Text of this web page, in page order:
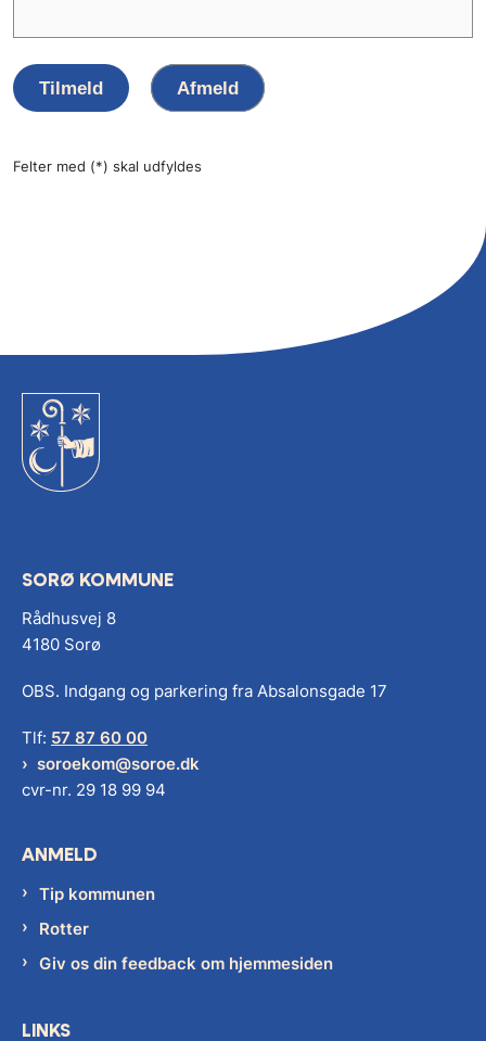
Tilmeld Afmeld
Felter med (*) skal udfyldes
SORØ KOMMUNE
Rådhusvej 8
4180 Sorø
OBS. Indgang og parkering fra Absalonsgade 17
Tlf: 57 87 60 00
soroekom@soroe.dk
cvr-nr. 29 18 99 94
ANMELD
Tip kommunen
Rotter
Giv os din feedback om hjemmesiden
LINKS